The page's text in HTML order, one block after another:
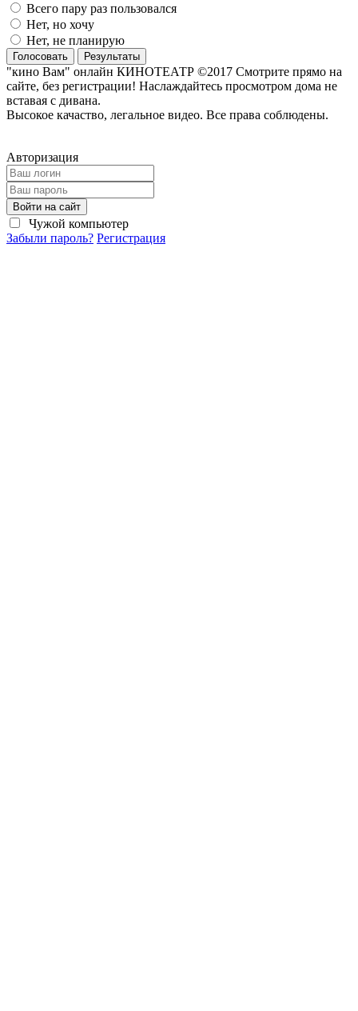
Всего пару раз пользовался
Нет, но хочу
Нет, не планирую
Голосовать Результаты
"кино Вам" онлайн КИНОТЕАТР ©2017 Смотрите прямо на
сайте, без регистрации! Наслаждайтесь просмотром дома не
вставая с дивана.
Высокое качаство, легальное видео. Все права соблюдены.
Авторизация
Войти на сайт
Чужой компьютер
Забыли пароль? Регистрация